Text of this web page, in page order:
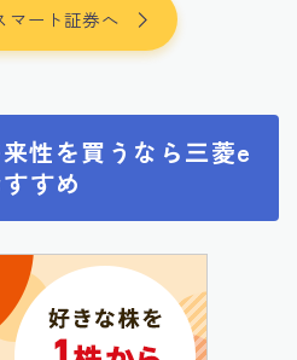
マート証券へ
性を買うなら三菱e
すめ